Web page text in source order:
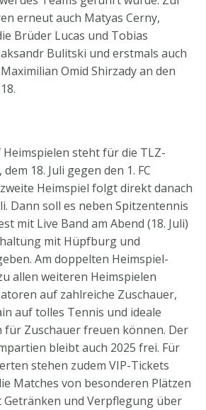
erneut auch Matyas Cerny,
Brüder Lucas und Tobias
Bulitski und erstmals auch
Omid Shirzady an den
steht für die TLZ-
18. Juli gegen den 1. FC
Heimspiel folgt direkt danach
Dann soll es neben Spitzentennis
mit Live Band am Abend (18. Juli)
mit Hüpfburg und
Am doppelten Heimspiel-
allen weiteren Heimspielen
auf zahlreiche Zuschauer,
auf tolles Tennis und ideale
für Zuschauer freuen können. Der
bleibt auch 2025 frei. Für
stehen zudem VIP-Tickets
Matches von besonderen Plätzen
Getränken und Verpflegung über